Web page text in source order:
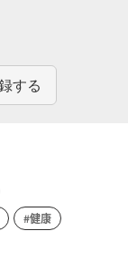
#健康